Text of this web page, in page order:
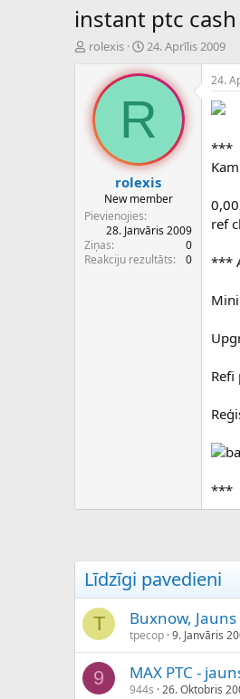
instant ptc cash
P
e
d
e
z
s
ā
c
rolexis
S
k
m
a
d
a
t
u
m
s
24. Aprīlis 2009
R
rolexis
New member
Pievienojies
28. Janvāris 2009
Ziņas
0
Reakciju rezultāts
0
24.
***
ref
***
Refi
***
Līdzīgi pavedieni
T Buxnow,
tpecop 9. Janvāris
9 MAX PTC -
944s 26. Oktobris